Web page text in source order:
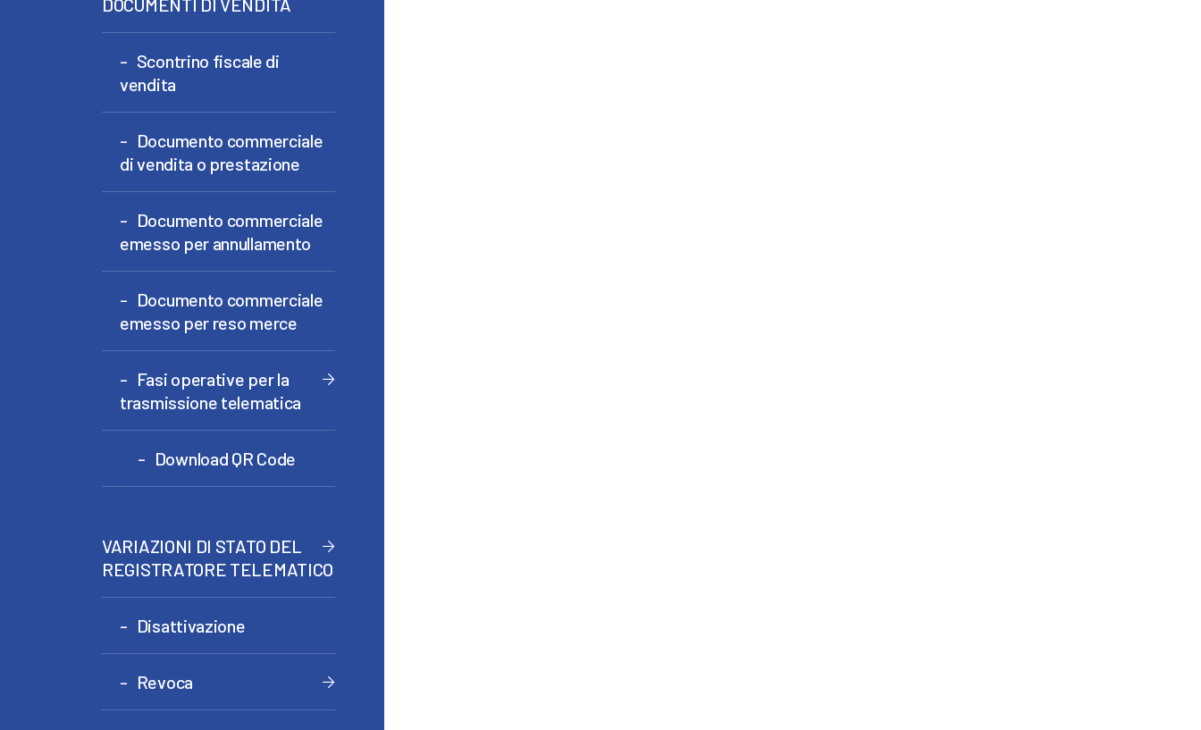
Scontrino fiscale di
vendita
Documento commerciale
di vendita o prestazione
Documento commerciale
emesso per annullamento
Documento commerciale
emesso per reso merce
Fasi operative per la
trasmissione telematica
Download QR Code
VARIAZIONI DI STATO DEL
REGISTRATORE TELEMATICO
Disattivazione
Revoca